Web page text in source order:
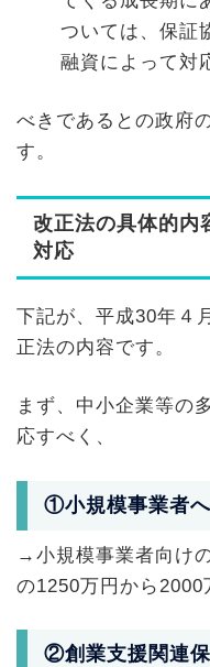
ついては、保証
融資によって対
べきであるとの政府
す。
改正法の具体的内
対応
下記が、平成30年４
正法の内容です。
まず、中小企業等の
応すべく、
①小規模事業者
→小規模事業者向け
の1250万円から2000
②創業支援関連